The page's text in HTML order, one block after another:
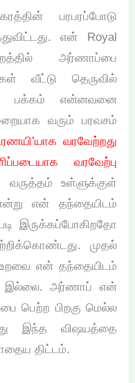
பரபரப்போடு
என் Royal
அர்ணாப்பை
வீட்டு தெருவில்
பக்கம் என்னவனை
வரும் பரவசம்
வரவேற்றது
வரவேற்பு
உள்ளுக்குள்
என் தந்தையிடம்
இருக்கப்போகிறதோ
முதல்
என் தந்தையிடம்
இல்லை. அர்ணாப் என்
பெற்ற பிறகு மெல்ல
இந்த விஷயத்தை
திட்டம்.